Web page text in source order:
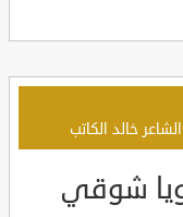
خالد الكاتب
شوقي